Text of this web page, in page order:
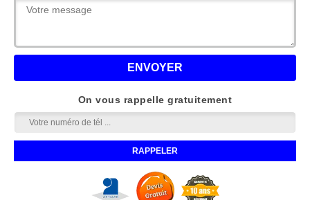
On vous rappelle gratuitement